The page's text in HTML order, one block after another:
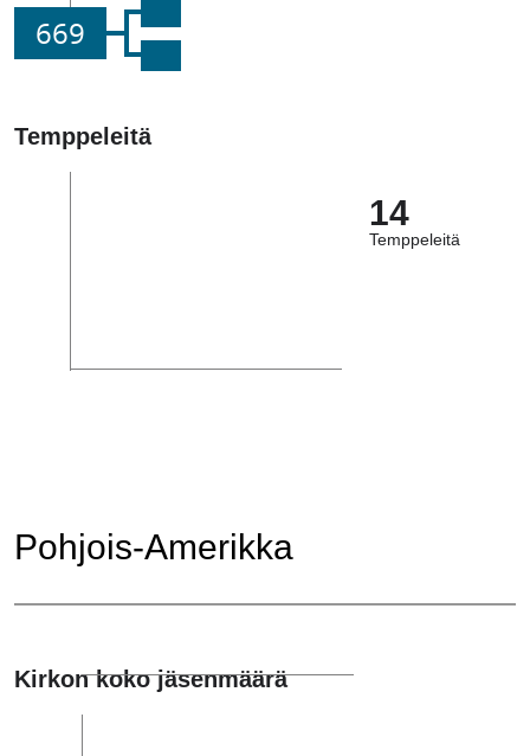
669
Temppeleitä
14
Temppeleitä
Pohjois-Amerikka
Kirkon koko jäsenmäärä